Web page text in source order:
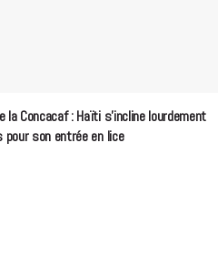
la Concacaf : Haïti s’incline lourdement
son entrée en lice